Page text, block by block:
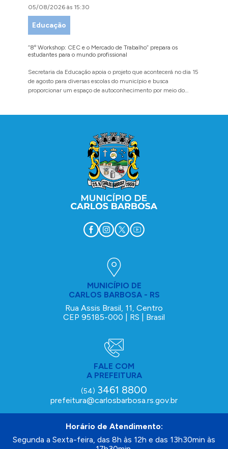
05/08/2026 às 15:30
Educação
“8º Workshop: CEC e o Mercado de Trabalho” prepara os
estudantes para o mundo profissional
Secretaria da Educação apoia o projeto que acontecerá no dia 15
de agosto para diversas escolas do município e busca
proporcionar um espaço de autoconhecimento por meio do
MUNICÍPIO DE
CARLOS BARBOSA - RS
Rua Assis Brasil, 11, Centro
CEP 95185-000 | RS | Brasil
FALE COM
A PREFEITURA
(54) 3461 8800
prefeitura@carlosbarbosa.rs.gov.br
Horário de Atendimento:
Segunda a Sexta-feira, das 8h às 12h e das 13h30min às